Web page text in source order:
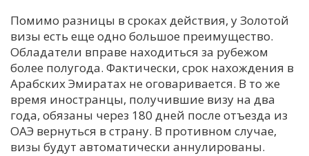
Помимо разницы в сроках действия, у Золотой
визы есть еще одно большое преимущество.
Обладатели вправе находиться за рубежом
более полугода. Фактически, срок нахождения в
Арабских Эмиратах не оговаривается. В то же
время иностранцы, получившие визу на два
года, обязаны через 180 дней после отъезда из
ОАЭ вернуться в страну. В противном случае,
визы будут автоматически аннулированы.